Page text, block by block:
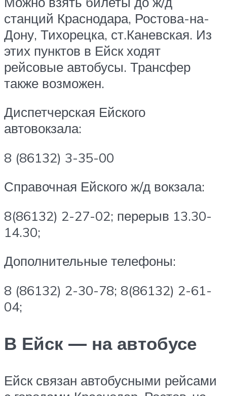
станций Краснодара, Ростова-на-
Дону, Тихорецка, ст.Каневская. Из
этих пунктов в Ейск ходят
рейсовые автобусы. Трансфер
также возможен.
Диспетчерская Ейского
автовокзала:
8 (86132) 3-35-00
Справочная Ейского ж/д вокзала:
8(86132) 2-27-02; перерыв 13.30-
14.30;
Дополнительные телефоны:
8 (86132) 2-30-78; 8(86132) 2-61-
04;
В Ейск — на автобусе
Ейск связан автобусными рейсами